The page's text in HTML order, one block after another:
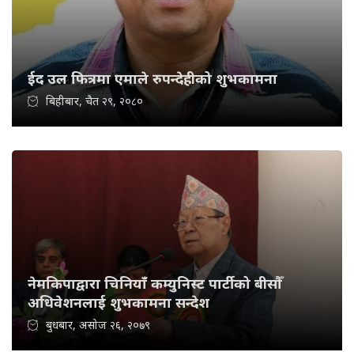
ईद उल फित्रमा एमाले रुपन्देहीको शुभकामना
बिहीबार, चैत २९, २०८०
नेमकिपाद्वारा चिनियाँ कम्युनिस्ट पार्टीको बीसौँ
अधिवेशनलाई शुभकामना सन्देश
बुधबार, असोज २६, २०७९